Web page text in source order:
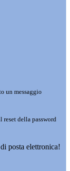
un messaggio
reset della password
posta elettronica!